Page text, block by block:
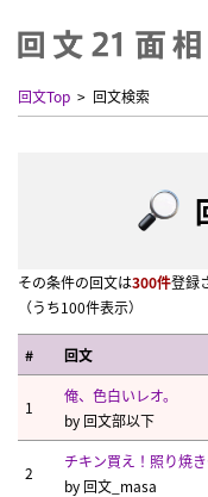
回文Top 回文検索
その条件の回文は300件登録
（うち100件表示）
# 回文
1
俺、色白いレオ。
by 回文部以下
2
チキン買え！照り焼き
by 回文_masa